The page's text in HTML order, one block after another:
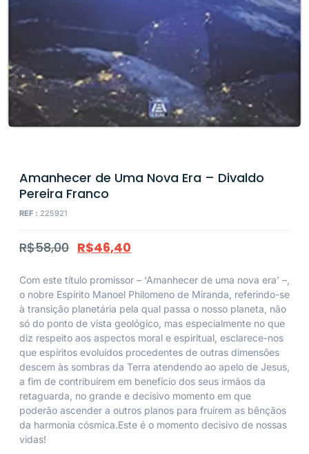
Amanhecer de Uma Nova Era – Divaldo
Pereira Franco
REF : 225921
R$58,00 R$46,40
Com este título promissor – ‘Amanhecer de uma nova era’ –,
o nobre Espírito Manoel Philomeno de Miranda, referindo-se
à transição planetária pela qual passa o nosso planeta, não
só do ponto de vista geológico, mas especialmente no que
diz respeito aos aspectos moral e espiritual, esclarece-nos
que espíritos evoluídos procedentes de outras dimensões
descem às sombras da Terra atendendo ao apelo de Jesus,
a fim de contribuírem em benefício dos seus irmãos da
retaguarda, no grande e decisivo momento em que
poderão ascender a outros planos para fruírem as bênçãos
da harmonia cósmica.Este é o momento decisivo de nossas
vidas!